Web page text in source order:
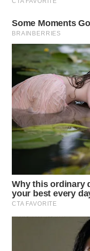
WN
TAPANULI
UTARA
WN
SAMOSIR
WN
PADANG
LAWAS
WN
SUMEDANG